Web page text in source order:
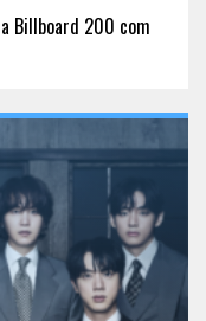
Billboard 200 com